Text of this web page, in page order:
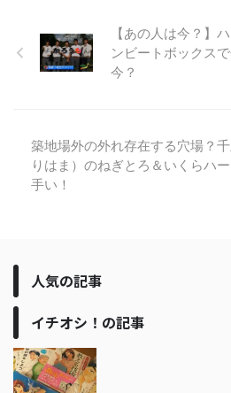
【あの人は今？】
ンビートボックス
今？
築地場外の外れ存在する穴場？
りはま）のねぎとろ＆いくらハ
手い！
人気の記事
イチオシ！の記事